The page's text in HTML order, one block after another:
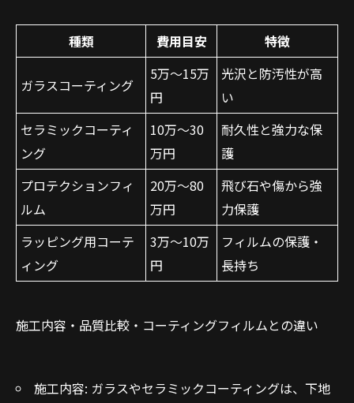
種類 費用目安 特徴
ガラスコーティング
5万～15万
円
光沢と防汚性が高
い
セラミックコーティ
ング
10万～30
万円
耐久性と強力な保
護
プロテクションフィ
ルム
20万～80
万円
飛び石や傷から強
力保護
ラッピング用コーテ
ィング
3万～10万
円
フィルムの保護・
長持ち
施工内容・品質比較・コーティングフィルムとの違い
施工内容: ガラスやセラミックコーティングは、下地